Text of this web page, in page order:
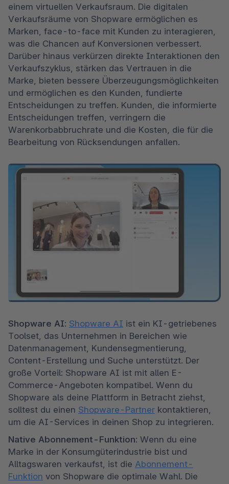
einem virtuellen Verkaufsraum. Die digitalen
Verkaufsräume von Shopware ermöglichen es
Marken, face-to-face mit Kunden zu interagieren,
was die Chancen auf Konversionen verbessert.
Darüber hinaus verkürzen direkte Interaktionen den
Verkaufszyklus, stärken das Vertrauen in die
Marke, bieten bessere Überzeugungsmöglichkeiten
und ermöglichen es den Kunden, fundierte
Entscheidungen zu treffen. Kunden, die informierte
Entscheidungen treffen, verringern die
Warenkorbabbruchrate und die Kosten, die für die
Bearbeitung von Rücksendungen anfallen.
Shopware AI: Shopware AI ist ein KI-getriebenes
Toolset, das Unternehmen in Bereichen wie
Datenmanagement, Kundensegmentierung,
Content-Erstellung und Suche unterstützt. Der
große Vorteil: Shopware AI ist mit allen E-
Commerce-Angeboten kompatibel. Wenn du
Shopware als deine Plattform in Betracht ziehst,
solltest du einen Shopware-Partner kontaktieren,
um die AI-Services in deinen Shop zu integrieren.
Native Abonnement-Funktion: Wenn du eine
Marke in der Konsumgüterindustrie bist und
Alltagswaren verkaufst, ist die Abonnement-
Funktion von Shopware die optimale Wahl. Die